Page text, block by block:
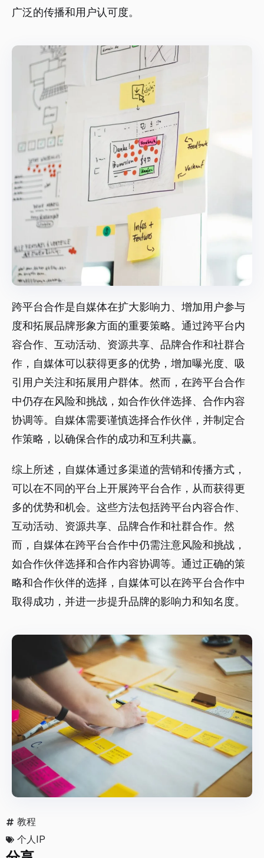
广泛的传播和用户认可度。
跨平台合作是自媒体在扩大影响力、增加用户参与
度和拓展品牌形象方面的重要策略。通过跨平台内
容合作、互动活动、资源共享、品牌合作和社群合
作，自媒体可以获得更多的优势，增加曝光度、吸
引用户关注和拓展用户群体。然而，在跨平台合作
中仍存在风险和挑战，如合作伙伴选择、合作内容
协调等。自媒体需要谨慎选择合作伙伴，并制定合
作策略，以确保合作的成功和互利共赢。
综上所述，自媒体通过多渠道的营销和传播方式，
可以在不同的平台上开展跨平台合作，从而获得更
多的优势和机会。这些方法包括跨平台内容合作、
互动活动、资源共享、品牌合作和社群合作。然
而，自媒体在跨平台合作中仍需注意风险和挑战，
如合作伙伴选择和合作内容协调等。通过正确的策
略和合作伙伴的选择，自媒体可以在跨平台合作中
取得成功，并进一步提升品牌的影响力和知名度。
教程
个人IP